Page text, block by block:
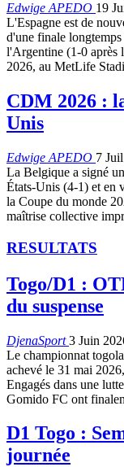
Edwige APEDO 19
L'Espagne est de
d'une finale
l'Argentine (1-0 après
2026, au MetLife
CDM 2026 :
Unis
Edwige APEDO 7
La Belgique a signé
États-Unis (4-1) et en
la Coupe du monde
maîtrise collective
RESULTATS
Togo/D1 :
du suspense
DjenaSport3 Juin
Le championnat
achevé le 31 mai
Engagés dans une
Gomido FC ont
D1 Togo :
journée